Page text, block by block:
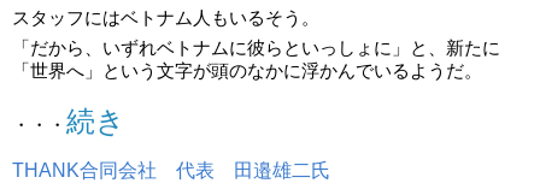
スタッフにはベトナム人もいるそう。
「だから、いずれベトナムに彼らといっしょに」と、新たに
「世界へ」という文字が頭のなかに浮かんでいるようだ。
・・・ 続き
THANK合同会社 代表 田邉雄二氏